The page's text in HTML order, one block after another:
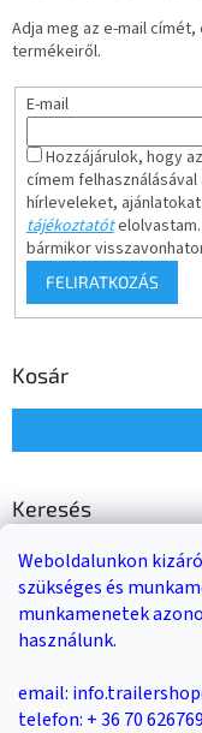
Weboldalunkon
szükséges és
munkamenetek
használunk.
email:
telefon: + 36 70
Adja meg az e-mail
termékeiről.
E-mail
Hozzájárulok, hogy
címem felhasználásával
hírleveleket,
tájékoztatót
bármikor
FELIRATKOZÁS
Kosár
Keresés